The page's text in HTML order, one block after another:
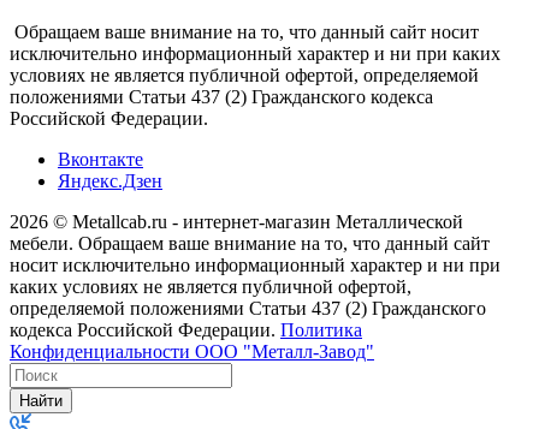
Обращаем ваше внимание на то, что данный сайт носит
исключительно информационный характер и ни при каких
условиях не является публичной офертой, определяемой
положениями Статьи 437 (2) Гражданского кодекса
Российской Федерации.
Вконтакте
Яндекс.Дзен
2026 © Metallcab.ru - интернет-магазин Металлической
мебели. Обращаем ваше внимание на то, что данный сайт
носит исключительно информационный характер и ни при
каких условиях не является публичной офертой,
определяемой положениями Статьи 437 (2) Гражданского
кодекса Российской Федерации. Политика
Конфиденциальности ООО "Металл-Завод"
Найти